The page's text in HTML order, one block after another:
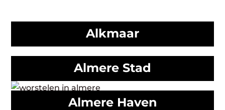
Alkmaar
Almere Stad
Almere Haven